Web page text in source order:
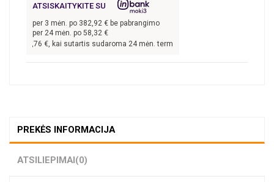
ATSISKAITYKITE SU
per 3 mėn. po 382,92 € be pabrangimo
per 24 mėn. po 58,32 €
€, kai sutartis sudaroma 24 mėn. terminui, metinė palūkanų norma –
PREKĖS INFORMACIJA
ATSILIEPIMAI(0)